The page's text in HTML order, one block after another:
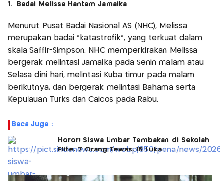
1. Badai Melissa Hantam Jamaika
Menurut Pusat Badai Nasional AS (NHC), Melissa
merupakan badai "katastrofik", yang terkuat dalam
skala Saffir-Simpson. NHC memperkirakan Melissa
bergerak melintasi Jamaika pada Senin malam atau
Selasa dini hari, melintasi Kuba timur pada malam
berikutnya, dan bergerak melintasi Bahama serta
Kepulauan Turks dan Caicos pada Rabu.
Baca Juga :
Horor! Siswa Umbar Tembakan di Sekolah
Elite, 7 Orang Tewas, 15 Luka